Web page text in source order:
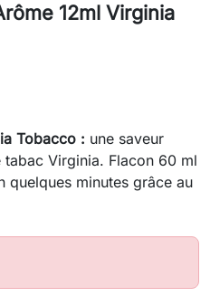
12ml Virginia
Tobacco : une saveur
Virginia. Flacon 60 ml
quelques minutes grâce au